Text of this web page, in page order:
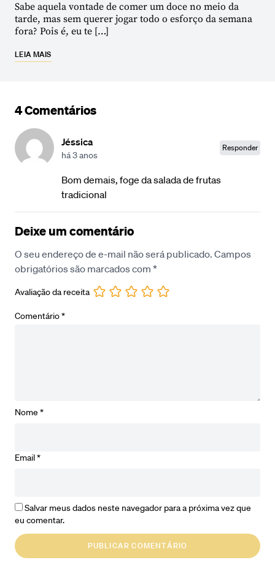
Sabe aquela vontade de comer um doce no meio da
tarde, mas sem querer jogar todo o esforço da semana
fora? Pois é, eu te […]
LEIA MAIS
4 Comentários
Jéssica
há 3 anos
Responder
Bom demais, foge da salada de frutas
tradicional
Deixe um comentário
O seu endereço de e-mail não será publicado. Campos
obrigatórios são marcados com *
Avaliação da receita
Comentário*
Nome *
Email*
Salvar meus dados neste navegador para a próxima vez que
eu comentar.